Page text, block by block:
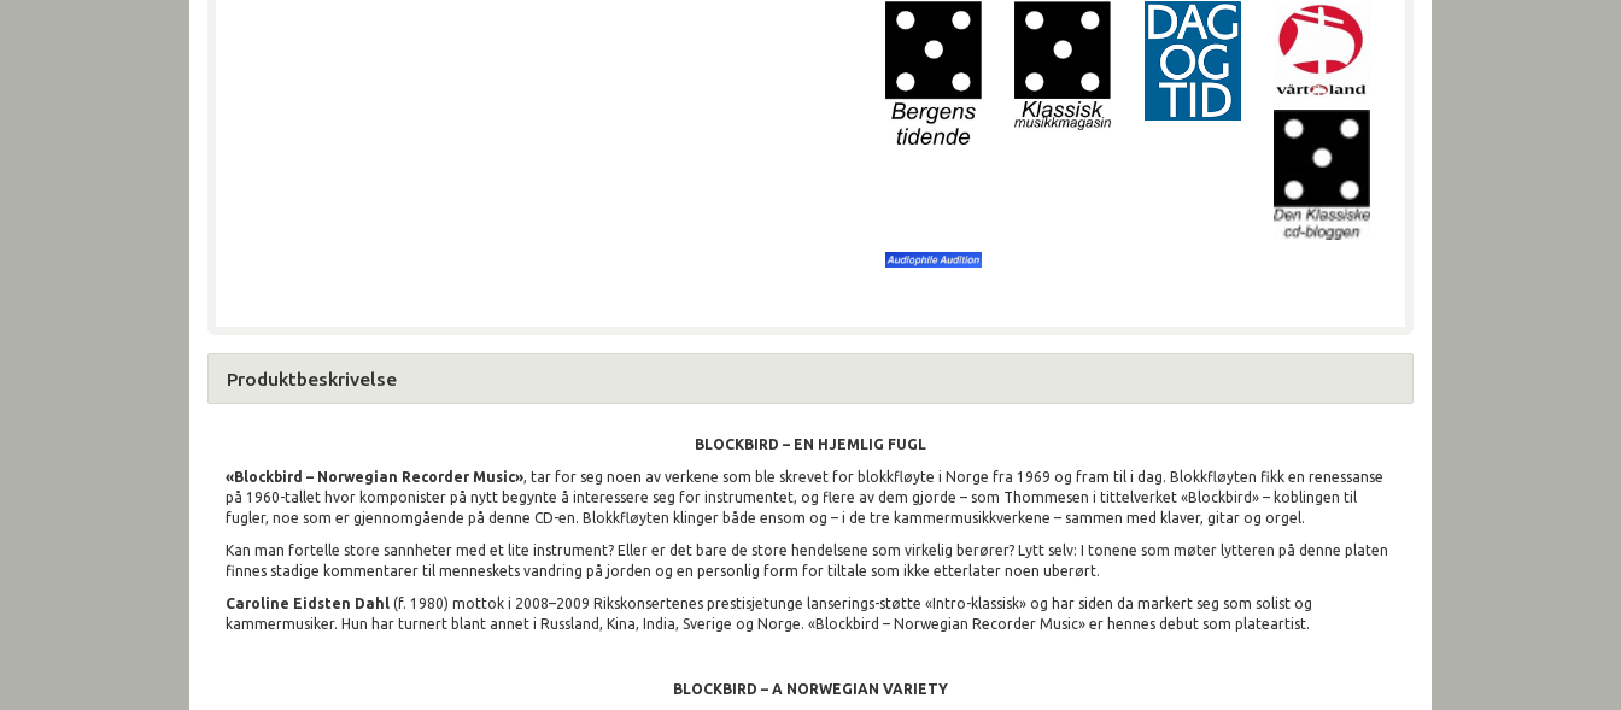
Produktbeskrivelse
BLOCKBIRD – EN HJEMLIG FUGL
«Blockbird – Norwegian Recorder Music», tar for seg noen av verkene som ble skrevet for blokkfløyte i Norge fra 1969 og fram til i dag. Blokkfløyten fikk en renessanse
på 1960-tallet hvor komponister på nytt begynte å interessere seg for instrumentet, og flere av dem gjorde – som Thommesen i tittelverket «Blockbird» – koblingen til
fugler, noe som er gjennomgående på denne CD-en. Blokkfløyten klinger både ensom og – i de tre kammermusikkverkene – sammen med klaver, gitar og orgel.
Kan man fortelle store sannheter med et lite instrument? Eller er det bare de store hendelsene som virkelig berører? Lytt selv: I tonene som møter lytteren på denne platen
finnes stadige kommentarer til menneskets vandring på jorden og en personlig form for tiltale som ikke etterlater noen uberørt.
Caroline Eidsten Dahl (f. 1980) mottok i 2008–2009 Rikskonsertenes prestisjetunge lanserings-støtte «Intro-klassisk» og har siden da markert seg som solist og
kammermusiker. Hun har turnert blant annet i Russland, Kina, India, Sverige og Norge. «Blockbird – Norwegian Recorder Music» er hennes debut som plateartist.
BLOCKBIRD – A NORWEGIAN VARIETY